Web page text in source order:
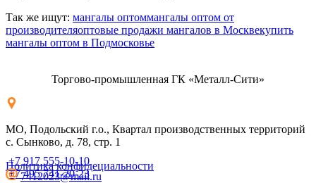
Так же ищут: мангалы оптоммангалы оптом от
производителяоптовые продажи мангалов в Москвекупить
мангалы оптом в Подмосковье
Торгово-промышленная ГК «Металл-Сити»
МО, Подольский г.о., Квартал производственных территорий
с. Сынково, д. 78, стр. 1
Политика конфидециальности
+7 917 555-10-10
+7 495 741-20-23
7412023@mail.ru